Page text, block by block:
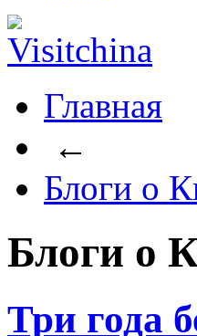
Главная
←
Блоги о
Блоги о
Три года